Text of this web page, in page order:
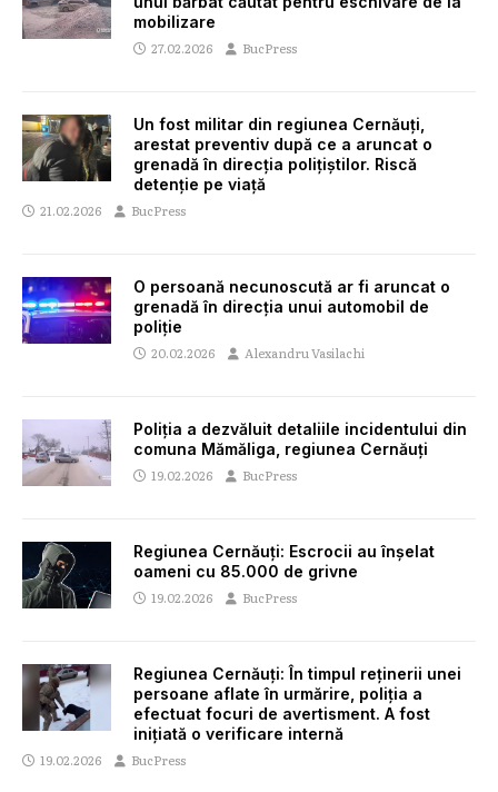
mobilizare
27.02.2026 BucPress
Un fost militar din regiunea Cernăuți,
arestat preventiv după ce a aruncat o
grenadă în direcția polițiștilor. Riscă
detenție pe viață
21.02.2026 BucPress
O persoană necunoscută ar fi aruncat o
grenadă în direcția unui automobil de
poliție
20.02.2026 Alexandru Vasilachi
Poliția a dezvăluit detaliile incidentului din
comuna Mămăliga, regiunea Cernăuți
19.02.2026 BucPress
Regiunea Cernăuți: Escrocii au înșelat
oameni cu 85.000 de grivne
19.02.2026 BucPress
Regiunea Cernăuți: În timpul reținerii unei
persoane aflate în urmărire, poliția a
efectuat focuri de avertisment. A fost
inițiată o verificare internă
19.02.2026 BucPress